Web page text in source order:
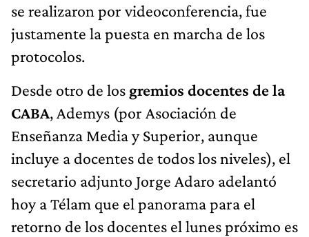
se realizaron por videoconferencia, fue
justamente la puesta en marcha de los
protocolos.
Desde otro de los gremios docentes de la
CABA, Ademys (por Asociación de
Enseñanza Media y Superior, aunque
incluye a docentes de todos los niveles), el
secretario adjunto Jorge Adaro adelantó
hoy a Télam que el panorama para el
retorno de los docentes el lunes próximo es